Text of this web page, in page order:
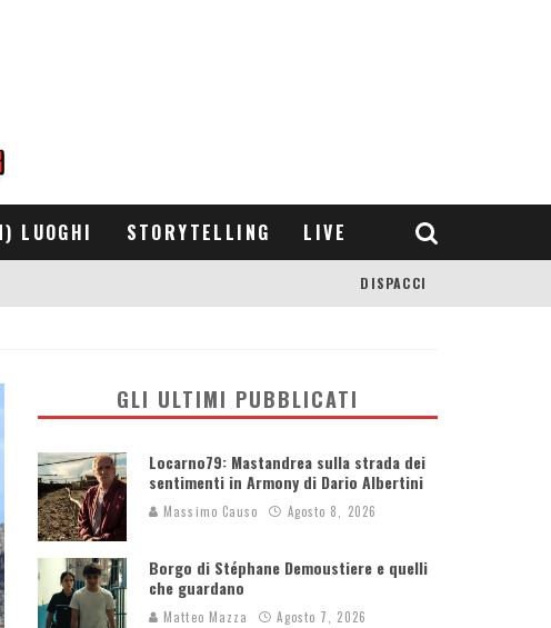
LUOGHI STORYTELLING LIVE
DISPACCI
GLI ULTIMI PUBBLICATI
Locarno79: Mastandrea sulla strada dei
sentimenti in Armony di Dario Albertini
Massimo Causo Agosto 8, 2026
Borgo di Stéphane Demoustiere e quelli
che guardano
Matteo Mazza Agosto 7, 2026